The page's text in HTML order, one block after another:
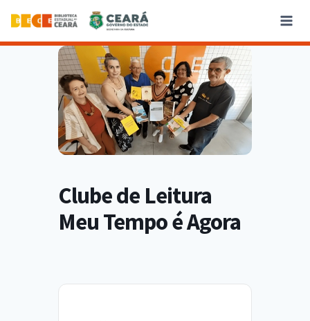
Clube de Leitura
Meu Tempo é Agora